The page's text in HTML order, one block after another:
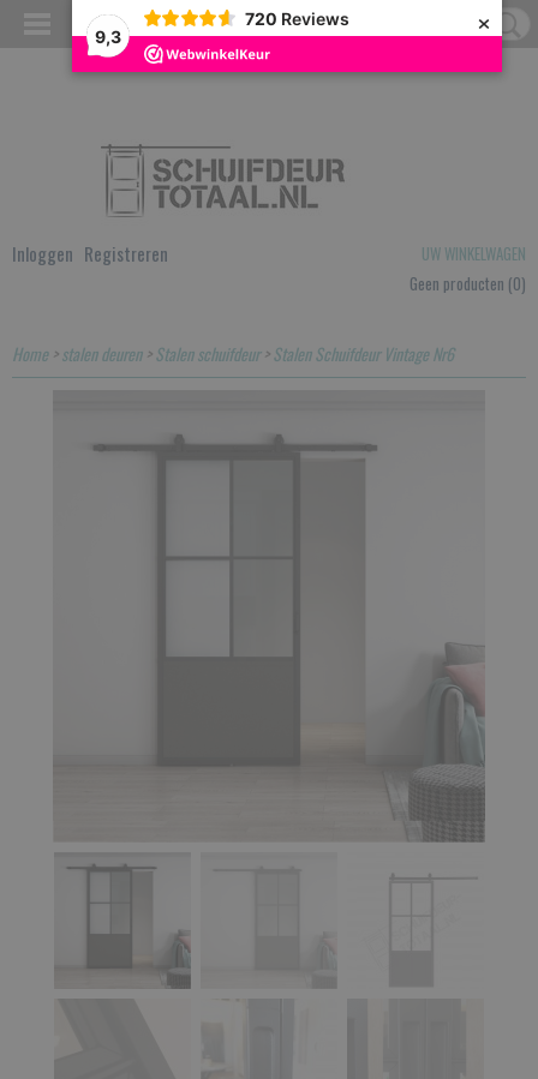
9,3
720 Reviews ×
Inloggen Registreren
UW WINKELWAGEN
Geen producten (0)
Home>stalen deuren>Stalen schuifdeur>Stalen Schuifdeur Vintage Nr6